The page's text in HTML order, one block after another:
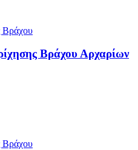
Βράχου
Βράχου Αρχαρίων
Βράχου